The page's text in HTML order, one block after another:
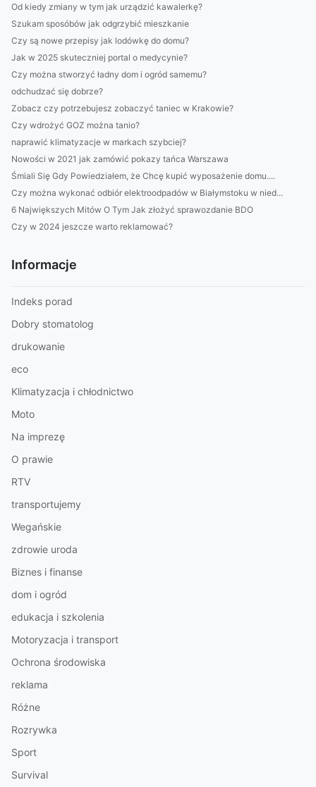
Od kiedy zmiany w tym jak urządzić kawalerkę?
Szukam sposóbów jak odgrzybić mieszkanie
Czy są nowe przepisy jak lodówkę do domu?
Jak w 2025 skuteczniej portal o medycynie?
Czy można stworzyć ładny dom i ogród samemu?
odchudzać się dobrze?
Zobacz czy potrzebujesz zobaczyć taniec w Krakowie?
Czy wdrożyć GOZ można tanio?
naprawić klimatyzacje w markach szybciej?
Nowości w 2021 jak zamówić pokazy tańca Warszawa
Śmiali Się Gdy Powiedziałem, że Chcę kupić wyposażenie domu....
Czy można wykonać odbiór elektroodpadów w Białymstoku w nied...
6 Największych Mitów O Tym Jak złożyć sprawozdanie BDO
Czy w 2024 jeszcze warto reklamować?
Informacje
Indeks porad
Dobry stomatolog
drukowanie
eco
Klimatyzacja i chłodnictwo
Moto
Na imprezę
O prawie
RTV
transportujemy
Wegańskie
zdrowie uroda
Biznes i finanse
dom i ogród
edukacja i szkolenia
Motoryzacja i transport
Ochrona środowiska
reklama
Różne
Rozrywka
Sport
Survival